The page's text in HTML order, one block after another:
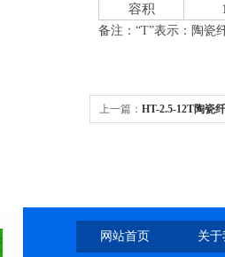
容积
备注：“T”表示：陶瓷
上一篇： HT-2.5-12T陶瓷
网站首页 关